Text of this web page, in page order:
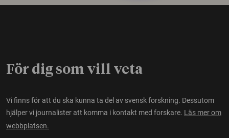
För dig som vill veta
Vi finns för att du ska kunna ta del av svensk forskning. Dessutom
hjälper vi journalister att komma i kontakt med forskare. Läs mer om
webbplatsen.